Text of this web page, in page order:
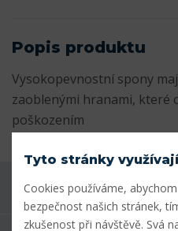
Popis produktu
Vysokopevnostní spony
zaoblenými hranami, které
poškozením
Máte dotaz k
Tyto stránky
Cookies používáme,
bezpečnost našich stránek,
zkušenost při návštěvě. Svá